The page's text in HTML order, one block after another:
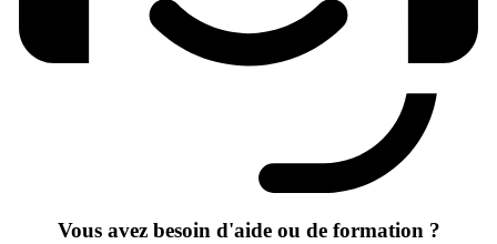
Vous avez besoin d'aide ou de formation ?